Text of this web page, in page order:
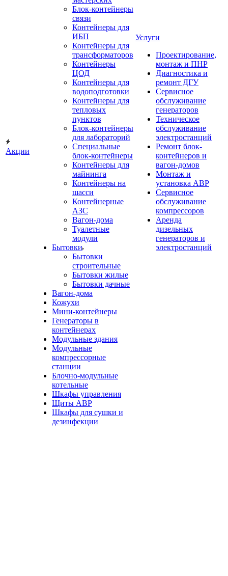
Акции
Блок-контейнеры
связи
Контейнеры для
ИБП
Контейнеры для
трансформаторов
Контейнеры
ЦОД
Контейнеры для
водоподготовки
Контейнеры для
тепловых
пунктов
Блок-контейнеры
для лабораторий
Специальные
блок-контейнеры
Контейнеры для
майнинга
Контейнеры на
шасси
Контейнерные
АЗС
Вагон-дома
Туалетные
модули
Бытовки
Бытовки
строительные
Бытовки жилые
Бытовки дачные
Вагон-дома
Кожухи
Мини-контейнеры
Генераторы в
контейнерах
Модульные здания
Модульные
компрессорные
станции
Блочно-модульные
котельные
Шкафы управления
Щиты АВР
Шкафы для сушки и
дезинфекции
Услуги
Проектирование,
монтаж и ПНР
Диагностика и
ремонт ДГУ
Сервисное
обслуживание
генераторов
Техническое
обслуживание
электростанций
Ремонт блок-
контейнеров и
вагон-домов
Монтаж и
установка АВР
Сервисное
обслуживание
компрессоров
Аренда
дизельных
генераторов и
электростанций